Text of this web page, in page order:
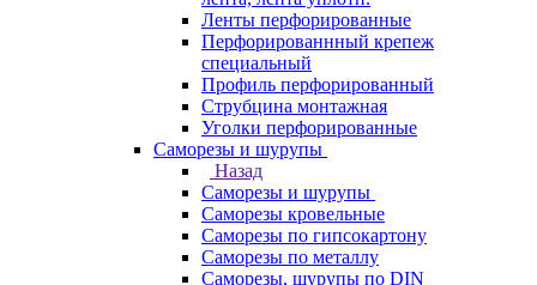
Ленты перфорированные
Перфорированнный крепеж
специальный
Профиль перфорированный
Струбцина монтажная
Уголки перфорированные
Саморезы и шурупы
Назад
Саморезы и шурупы
Саморезы кровельные
Саморезы по гипсокартону
Саморезы по металлу
Саморезы, шурупы по DIN